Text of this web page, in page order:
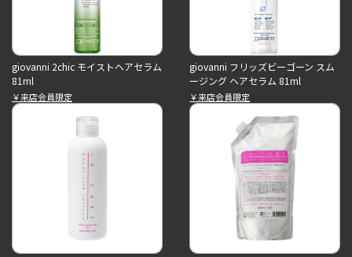
giovanni 2chic モイストヘアセラム
81ml
￥来店会員限定
giovanni フリッズビーゴーン スム
ージング ヘアセラム 81ml
￥来店会員限定